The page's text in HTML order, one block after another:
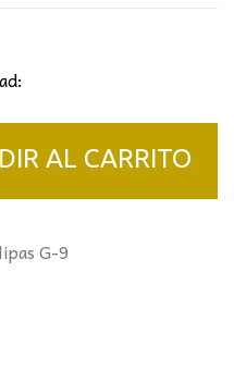
AL CARRITO
G-9